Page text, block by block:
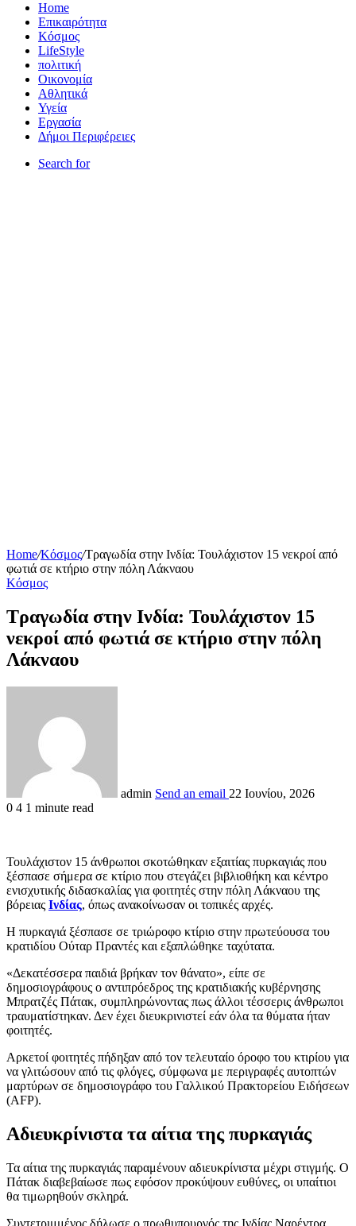
Home
Επικαιρότητα
Κόσμος
LifeStyle
πολιτική
Οικονομία
Αθλητικά
Υγεία
Εργασία
Δήμοι Περιφέρειες
Search for
Home/Κόσμος/Τραγωδία στην Ινδία: Τουλάχιστον 15 νεκροί από
φωτιά σε κτήριο στην πόλη Λάκναου
Κόσμος
Τραγωδία στην Ινδία: Τουλάχιστον 15
νεκροί από φωτιά σε κτήριο στην πόλη
Λάκναου
admin Send an email 22 Ιουνίου, 2026
0 4 1 minute read
Τουλάχιστον 15 άνθρωποι σκοτώθηκαν εξαιτίας πυρκαγιάς που
ξέσπασε σήμερα σε κτίριο που στεγάζει βιβλιοθήκη και κέντρο
ενισχυτικής διδασκαλίας για φοιτητές στην πόλη Λάκναου της
βόρειας Ινδίας, όπως ανακοίνωσαν οι τοπικές αρχές.
Η πυρκαγιά ξέσπασε σε τριώροφο κτίριο στην πρωτεύουσα του
κρατιδίου Ούταρ Πραντές και εξαπλώθηκε ταχύτατα.
«Δεκατέσσερα παιδιά βρήκαν τον θάνατο», είπε σε
δημοσιογράφους ο αντιπρόεδρος της κρατιδιακής κυβέρνησης
Μπρατζές Πάτακ, συμπληρώνοντας πως άλλοι τέσσερις άνθρωποι
τραυματίστηκαν. Δεν έχει διευκρινιστεί εάν όλα τα θύματα ήταν
φοιτητές.
Αρκετοί φοιτητές πήδηξαν από τον τελευταίο όροφο του κτιρίου για
να γλιτώσουν από τις φλόγες, σύμφωνα με περιγραφές αυτοπτών
μαρτύρων σε δημοσιογράφο του Γαλλικού Πρακτορείου Ειδήσεων
(AFP).
Αδιευκρίνιστα τα αίτια της πυρκαγιάς
Τα αίτια της πυρκαγιάς παραμένουν αδιευκρίνιστα μέχρι στιγμής. Ο
Πάτακ διαβεβαίωσε πως εφόσον προκύψουν ευθύνες, οι υπαίτιοι
θα τιμωρηθούν σκληρά.
Συντετριμμένος δήλωσε ο πρωθυπουργός της Ινδίας Ναρέντρα